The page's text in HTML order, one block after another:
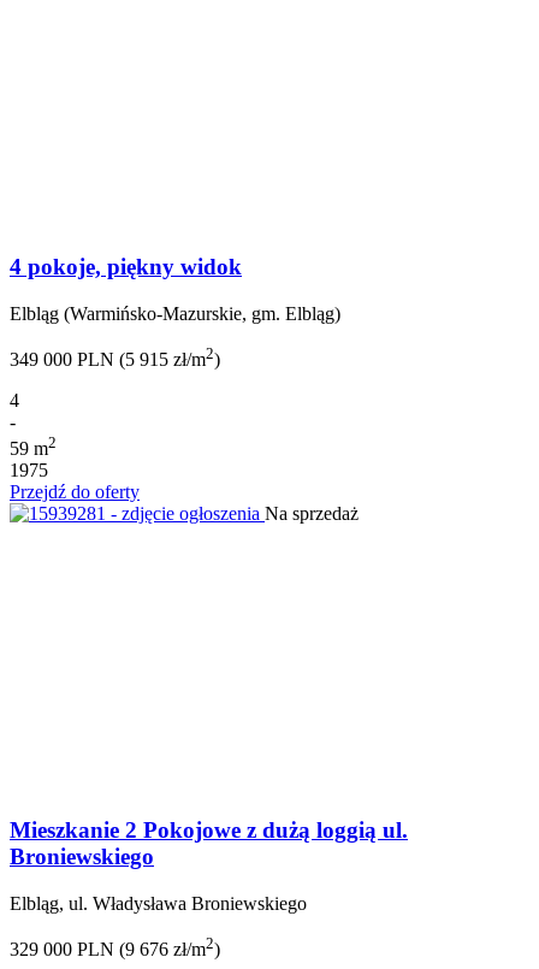
4 pokoje, piękny widok
Elbląg (Warmińsko-Mazurskie, gm. Elbląg)
349 000 PLN (5 915 zł/m2)
4
-
59 m2
1975
Przejdź do oferty
Na sprzedaż
Mieszkanie 2 Pokojowe z dużą loggią ul.
Broniewskiego
Elbląg, ul. Władysława Broniewskiego
329 000 PLN (9 676 zł/m2)